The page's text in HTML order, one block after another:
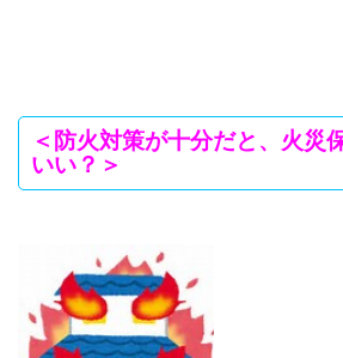
＜防火対策が十分だと、火災
いい？＞